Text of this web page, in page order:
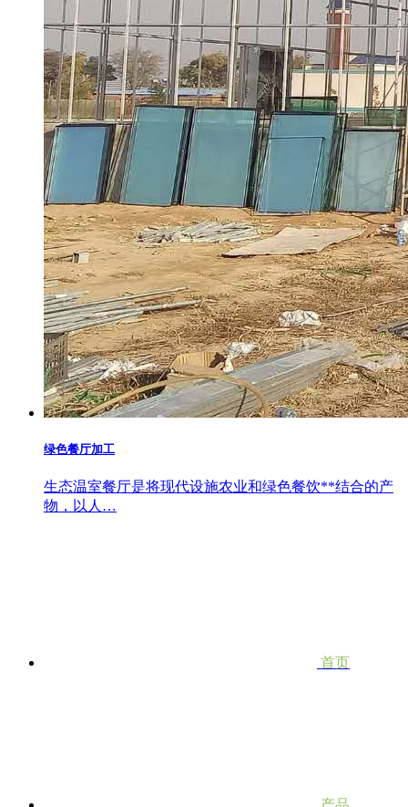
绿色餐厅加工
生态温室餐厅是将现代设施农业和绿色餐饮**结合的产
物，以人…
首页